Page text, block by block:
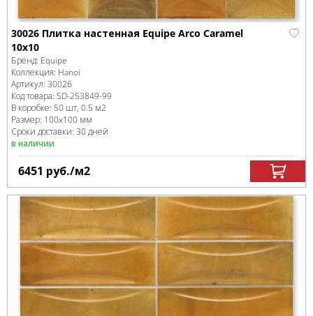
30026 Плитка настенная Equipe Arco Caramel
10х10
Бренд: Equipe
Коллекция: Hanoi
Артикул: 30026
Код товара: SD-253849-99
В коробке: 50 шт, 0.5 м2
Размер: 100x100 мм
Сроки доставки: 30 дней
в наличии
6451 руб./м2